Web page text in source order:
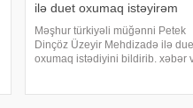
ilə duet oxumaq istəyirəm
Məşhur türkiyəli müğənni Petek
Dinçöz Üzeyir Mehdizadə ilə
oxumaq istədiyini bildirib. xəbər